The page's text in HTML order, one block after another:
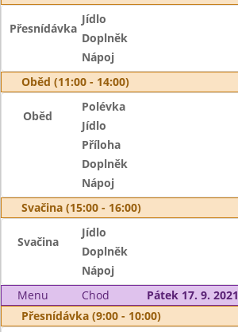
Přesnídávka
Jídlo
Doplněk
Nápoj
Oběd (11:00 - 14:00)
Oběd
Polévka
Jídlo
Příloha
Doplněk
Nápoj
Svačina (15:00 - 16:00)
Svačina
Jídlo
Doplněk
Nápoj
Menu
Chod
Pátek 17. 9. 2021
Přesnídávka (9:00 - 10:00)